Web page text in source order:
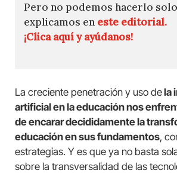
Pero no podemos hacerlo
explicamos en este editorial.
¡Clica aquí y ayúdanos!
La creciente penetración y uso dela
artificial en la educación nos
de encarar decididamente la
educación en sus fundamentos,
estrategias. Y es que ya no basta
sobre la transversalidad de las